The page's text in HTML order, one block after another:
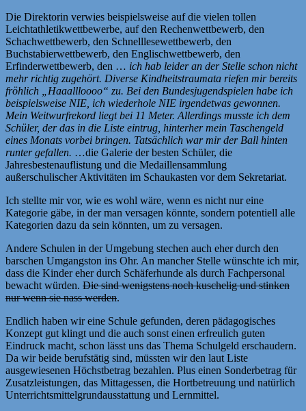
Die Direktorin verwies beispielsweise auf die vielen tollen
Leichtathletikwettbewerbe, auf den Rechenwettbewerb, den
Schachwettbewerb, den Schnelllesewettbewerb, den
Buchstabierwettbewerb, den Englischwettbewerb, den
Erfinderwettbewerb, den … ich hab leider an der Stelle schon nicht
mehr richtig zugehört. Diverse Kindheitstraumata riefen mir bereits
fröhlich „Haaallloooo“ zu. Bei den Bundesjugendspielen habe ich
beispielsweise NIE, ich wiederhole NIE irgendetwas gewonnen.
Mein Weitwurfrekord liegt bei 11 Meter. Allerdings musste ich dem
Schüler, der das in die Liste eintrug, hinterher mein Taschengeld
eines Monats vorbei bringen. Tatsächlich war mir der Ball hinten
runter gefallen. …die Galerie der besten Schüler, die
Jahresbestenauflistung und die Medaillensammlung
außerschulischer Aktivitäten im Schaukasten vor dem Sekretariat.
Ich stellte mir vor, wie es wohl wäre, wenn es nicht nur eine
Kategorie gäbe, in der man versagen könnte, sondern potentiell alle
Kategorien dazu da sein könnten, um zu versagen.
Andere Schulen in der Umgebung stechen auch eher durch den
barschen Umgangston ins Ohr. An mancher Stelle wünschte ich mir,
dass die Kinder eher durch Schäferhunde als durch Fachpersonal
bewacht würden. Die sind wenigstens noch kuschelig und stinken
nur wenn sie nass werden.
Endlich haben wir eine Schule gefunden, deren pädagogisches
Konzept gut klingt und die auch sonst einen erfreulich guten
Eindruck macht, schon lässt uns das Thema Schulgeld erschaudern.
Da wir beide berufstätig sind, müssten wir den laut Liste
ausgewiesenen Höchstbetrag bezahlen. Plus einen Sonderbetrag für
Zusatzleistungen, das Mittagessen, die Hortbetreuung und natürlich
Unterrichtsmittelgrundausstattung und Lernmittel.